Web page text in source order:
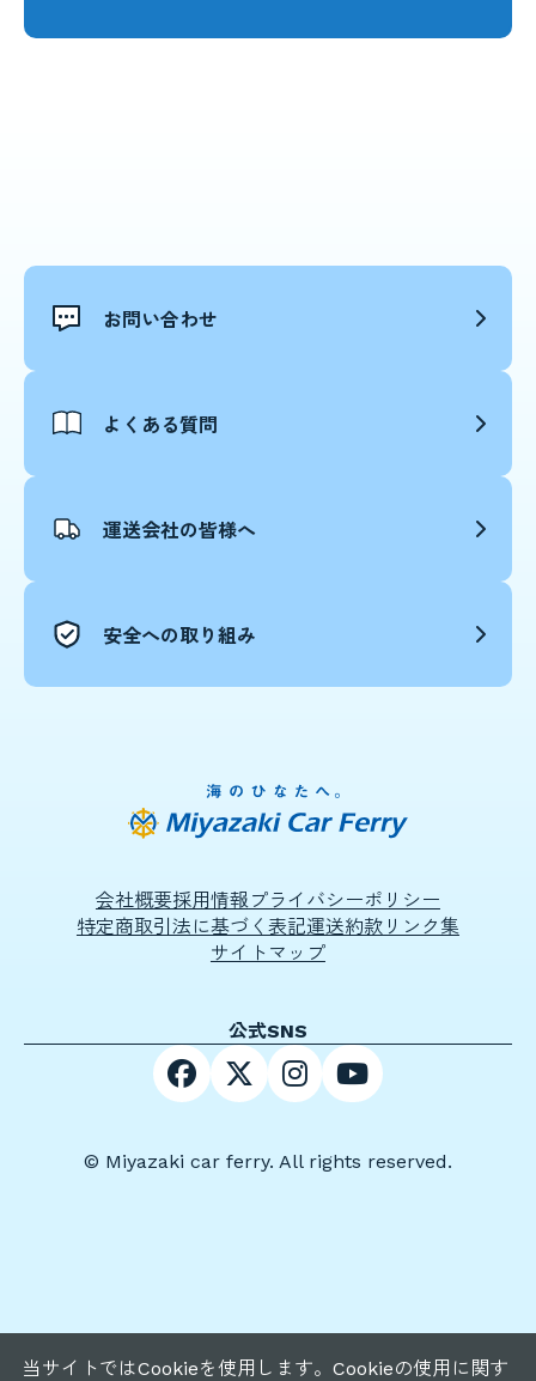
当サイトではCookieを使用します。Cookieの使用に関す
お問い合わせ
よくある質問
運送会社の皆様へ
安全への取り組み
会社概要採用情報 プライバシーポリシー
特定商取引法に基づく表記運送約款リンク集
サイトマップ
公式SNS
© Miyazaki car ferry. All rights reserved.